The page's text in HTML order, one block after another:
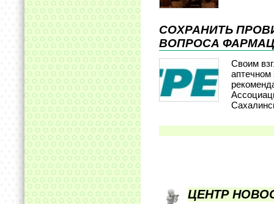
СОХРАНИТЬ
ВОПРОСА
Своим
аптечном
ЦЕНТР